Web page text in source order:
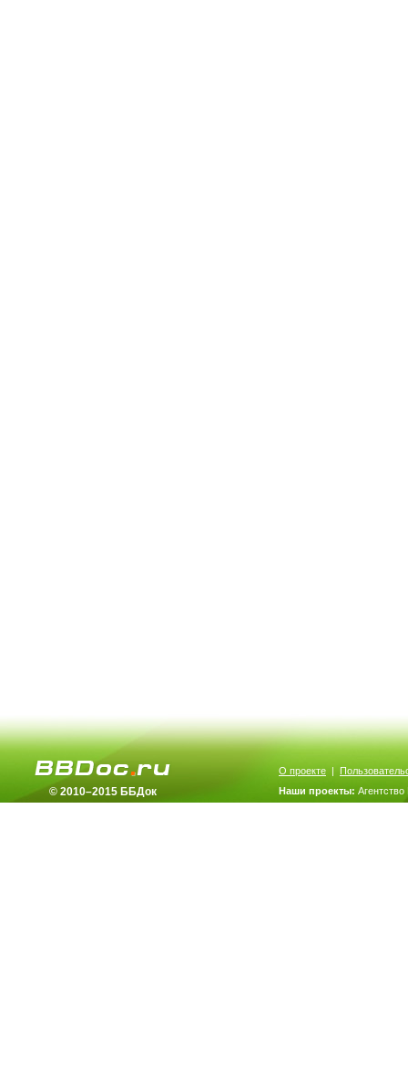
© 2010–2015 ББДок
О проекте |
Наши проекты: